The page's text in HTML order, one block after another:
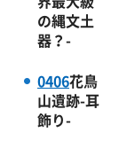
の縄文土
器？-
0406花鳥
山遺跡-耳
飾り-